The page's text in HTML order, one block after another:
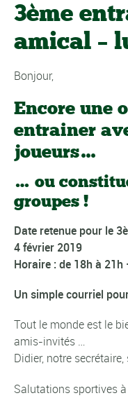
3ème
amical –
Bonjour,
Encore une
entrainer
joueurs…
… ou
groupes !
Date retenue pour le
4 février 2019
Horaire : de 18h à
Un simple courriel
Tout le monde est le
amis-invités …
Didier, notre
Salutations sportives